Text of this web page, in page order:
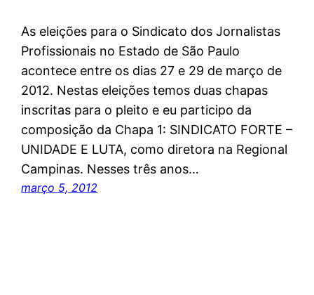
As eleições para o Sindicato dos Jornalistas
Profissionais no Estado de São Paulo
acontece entre os dias 27 e 29 de março de
2012. Nestas eleições temos duas chapas
inscritas para o pleito e eu participo da
composição da Chapa 1: SINDICATO FORTE –
UNIDADE E LUTA, como diretora na Regional
Campinas. Nesses três anos…
março 5, 2012